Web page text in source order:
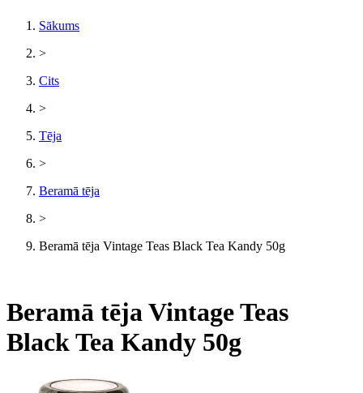
Sākums
>
Cits
>
Tēja
>
Beramā tēja
>
Beramā tēja Vintage Teas Black Tea Kandy 50g
Beramā tēja Vintage Teas
Black Tea Kandy 50g